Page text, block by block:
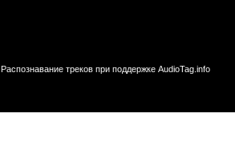
Распознавание треков при поддержке AudioTag.info